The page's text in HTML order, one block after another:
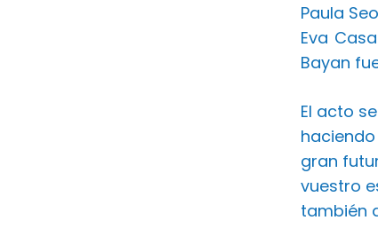
Paula
Eva
Bayan
El acto
gran
vuestro
también